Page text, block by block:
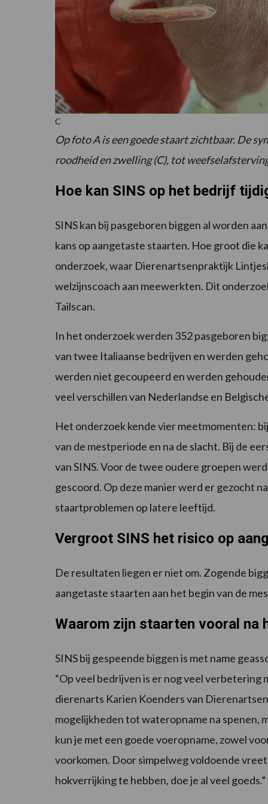
C
Op foto A is een goede staart zichtbaar. De
roodheid en zwelling (C), tot
Hoe kan SINS op het bedrijf
SINS kan bij pasgeboren biggen al worden
kans op aangetaste staarten. Hoe groot die
onderzoek, waar Dierenartsenpraktijk
welzijnscoach aan meewerkten. Dit
Tailscan.
In het onderzoek werden 352 pasgeboren
van twee Italiaanse bedrijven en werden
werden niet gecoupeerd en werden
veel verschillen van Nederlandse en
Het onderzoek kende vier meetmomenten:
van de mestperiode en na de slacht. Bij de
van SINS. Voor de twee oudere groepen
gescoord. Op deze manier werd er gezocht
staartproblemen op latere leeftijd.
Vergroot SINS het risico op
De resultaten liegen er niet om. Zogende
aangetaste staarten aan het begin van de
Waarom zijn staarten vooral na
SINS bij gespeende biggen is met name
“Op veel bedrijven is er nog veel verbetering
dierenarts Karien Koenders van
mogelijkheden tot wateropname na spenen,
kun je met een goede voeropname, zowel
voorkomen. Door simpelweg voldoende
hokverrijking te hebben, doe je al veel goeds.”